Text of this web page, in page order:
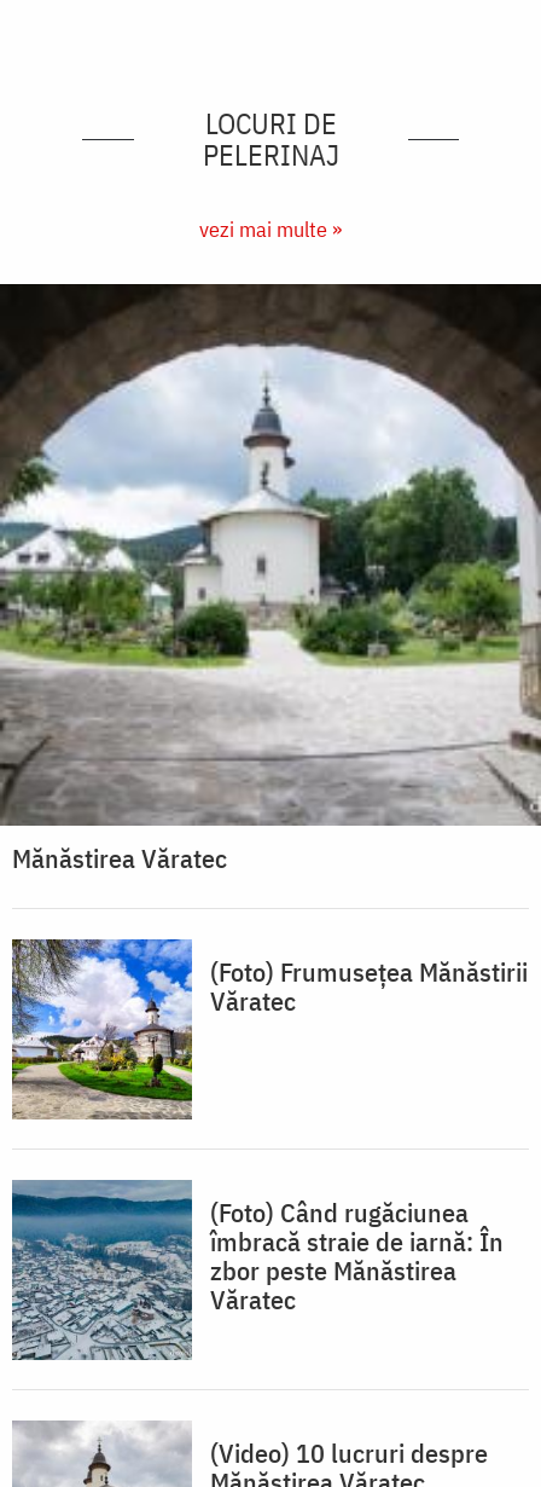
LOCURI DE
PELERINAJ
vezi mai multe »
Mănăstirea Văratec
(Foto) Frumusețea Mănăstirii
Văratec
(Foto) Când rugăciunea
îmbracă straie de iarnă: În
zbor peste Mănăstirea
Văratec
(Video) 10 lucruri despre